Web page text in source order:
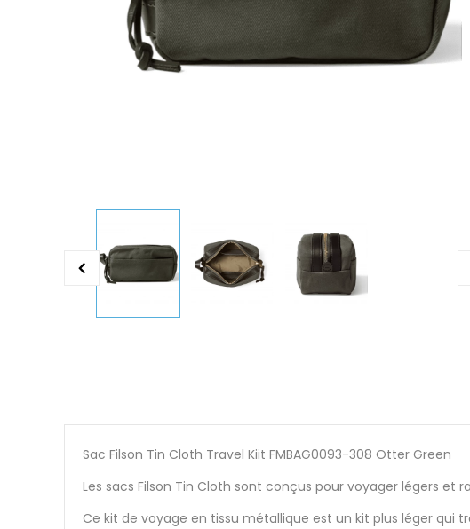
Sac Filson Tin Cloth Travel Kiit FMBAG0093-308 Otter Green
Les sacs Filson Tin Cloth sont conçus pour voyager légers
Ce kit de voyage en tissu métallique est un kit plus léger qui